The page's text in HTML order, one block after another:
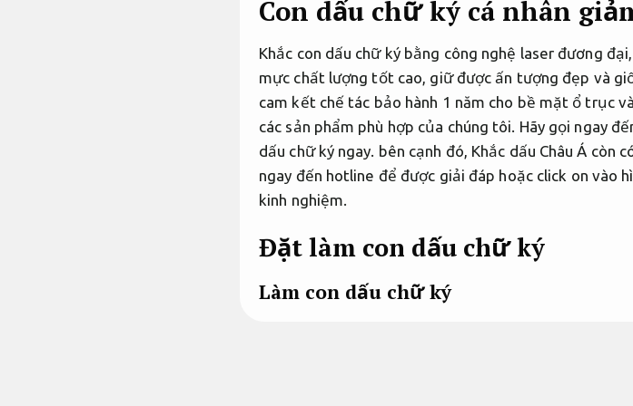
Con dấu chữ ký cá nhân
Khắc con dấu chữ ký bằng công nghệ laser đương
mực chất lượng tốt cao, giữ được ấn tượng đẹp và
cam kết chế tác bảo hành 1 năm cho bề mặt ổ trục và
các sản phẩm phù hợp của chúng tôi. Hãy gọi ngay
dấu chữ ký ngay. bên cạnh đó, Khắc dấu Châu Á còn
ngay đến hotline để được giải đáp hoặc click on vào
kinh nghiệm.
Đặt làm con dấu chữ ký
Làm con dấu chữ ký